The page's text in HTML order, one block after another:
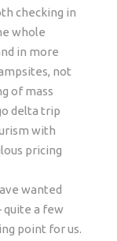
waar jullie
checking in
whole
in more
not
of mass
delta trip
with
pricing
wanted
quite a few
point for us.